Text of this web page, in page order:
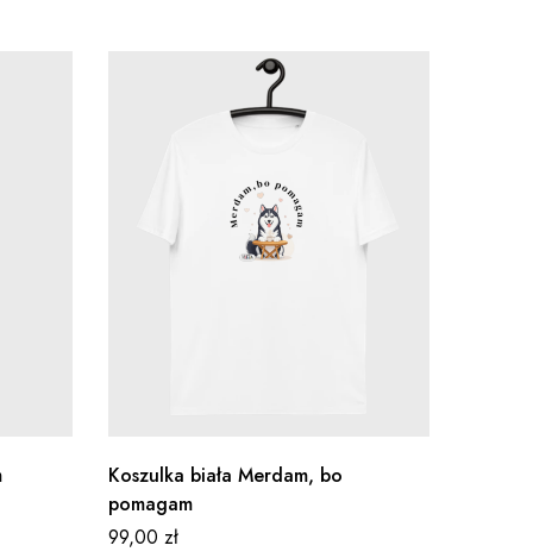
Koszulka biała Merdam, bo
pomagam
99,00 zł